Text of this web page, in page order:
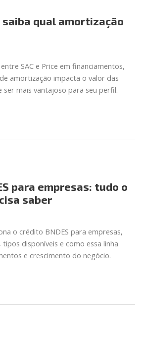
saiba qual amortização
SAC e Price em financiamentos,
amortização impacta o valor das
ser mais vantajoso para seu perfil.
para empresas: tudo o
saber
o crédito BNDES para empresas,
disponíveis e como essa linha
e crescimento do negócio.